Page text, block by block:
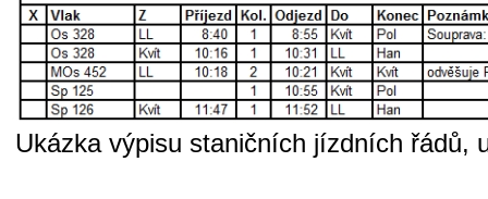
Ukázka výpisu staničních jízdních řádů,